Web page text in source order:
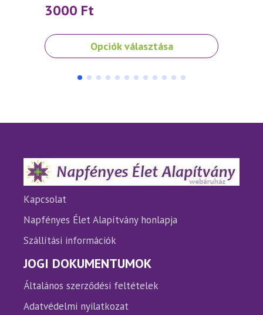
3000 Ft
Opciók választása
Ennek
a
A
termékoldalon
választhatók
ki
A
ki
Kapcsolat
Napfényes Élet Alapítvány honlapja
Szállítási információk
JOGI DOKUMENTUMOK
Általános szerződési feltételek
Adatvédelmi nyilatkozat